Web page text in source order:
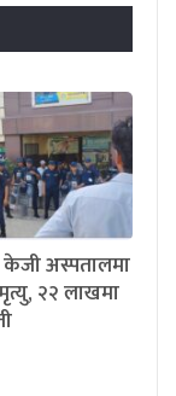
अस्पतालमा
२२ लाखमा